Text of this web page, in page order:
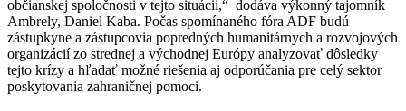
občianskej spoločnosti v tejto situácii,“ dodáva výkonný tajomník
Ambrely, Daniel Kaba. Počas spomínaného fóra ADF budú
zástupkyne a zástupcovia popredných humanitárnych a rozvojových
organizácií zo strednej a východnej Európy analyzovať dôsledky
tejto krízy a hľadať možné riešenia aj odporúčania pre celý sektor
poskytovania zahraničnej pomoci.